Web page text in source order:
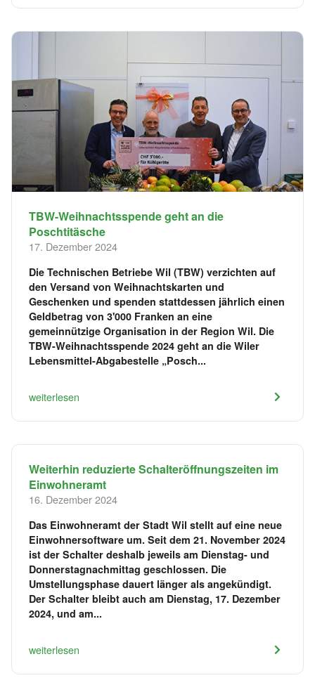
TBW-Weihnachtsspende geht an die
Poschtitäsche
17. Dezember 2024
Die Technischen Betriebe Wil (TBW) verzichten auf
den Versand von Weihnachtskarten und
Geschenken und spenden stattdessen jährlich einen
Geldbetrag von 3'000 Franken an eine
gemeinnützige Organisation in der Region Wil. Die
TBW-Weihnachtsspende 2024 geht an die Wiler
Lebensmittel-Abgabestelle „Posch...
weiterlesen
Weiterhin reduzierte Schalteröffnungszeiten im
Einwohneramt
16. Dezember 2024
Das Einwohneramt der Stadt Wil stellt auf eine neue
Einwohnersoftware um. Seit dem 21. November 2024
ist der Schalter deshalb jeweils am Dienstag- und
Donnerstagnachmittag geschlossen. Die
Umstellungsphase dauert länger als angekündigt.
Der Schalter bleibt auch am Dienstag, 17. Dezember
2024, und am...
weiterlesen